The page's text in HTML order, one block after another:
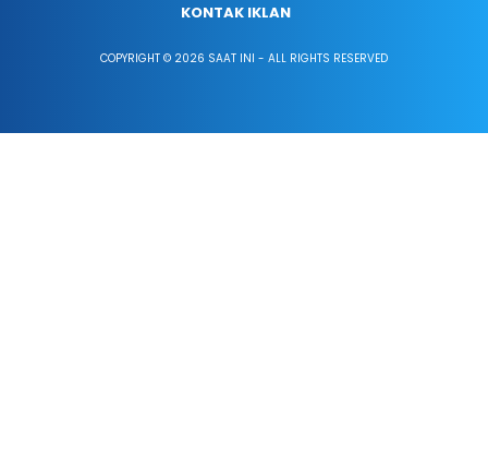
KONTAK IKLAN
COPYRIGHT © 2026 SAAT INI - ALL RIGHTS RESERVED